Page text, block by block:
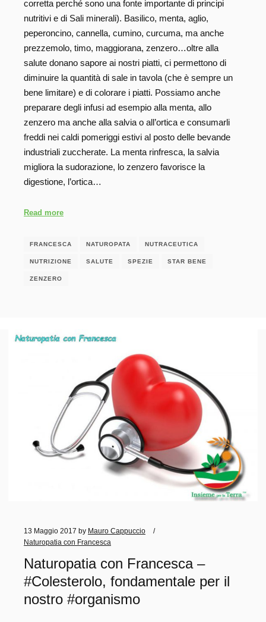
corretta perché sono una fonte importante di principi
nutritivi e di Sali minerali). Basilico, menta, aglio,
peperoncino, cannella, cumino, curcuma, ma anche
prezzemolo, timo, maggiorana, zenzero…oltre alla
salute donano sapore ai nostri piatti, ci permettono di
diminuire la quantità di sale in tavola (che è sempre un
bene limitare) e di colorare i piatti. Possiamo anche
preparare degli infusi ad esempio alla menta, allo
zenzero ma anche alla salvia o all’ortica e consumarli
freddi nei caldi pomeriggi estivi al posto delle bevande
industriali zuccherate. La menta rinfresca, la salvia
migliora la sudorazione, lo zenzero favorisce la
digestione, l’ortica…
Read more
FRANCESCA NATUROPATA NUTRACEUTICA
NUTRIZIONE SALUTE SPEZIE STAR BENE
ZENZERO
13 Maggio 2017 by Mauro Cappuccio
Naturopatia con Francesca
Naturopatia con Francesca –
#Colesterolo, fondamentale per il
nostro #organismo